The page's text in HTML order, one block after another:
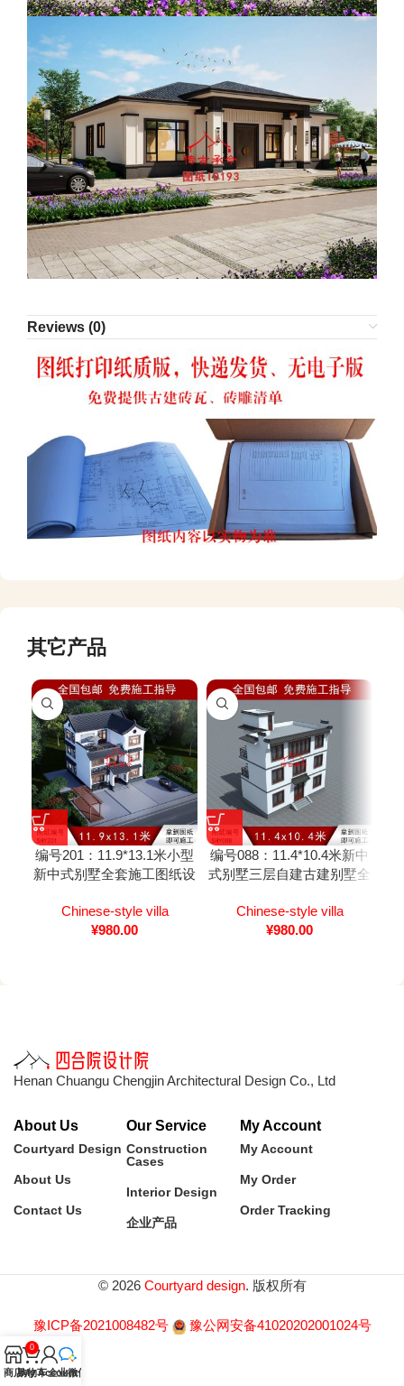
Reviews (0)
其它产品
编号201：11.9*13.1米小型
新中式别墅全套施工图纸设
Chinese-style villa
¥980.00
编号088：11.4*10.4米新中
式别墅三层自建古建别墅全
Chinese-style villa
¥980.00
Henan Chuangu Chengjin Architectural Design Co., Ltd
About Us
Courtyard Design
About Us
Contact Us
Our Service
Construction
Cases
Interior Design
企业产品
My Account
My Account
My Order
Order Tracking
© 2026 Courtyard design. 版权所有
豫ICP备2021008482号 豫公网安备41020202001024号
商店
0
购物车
My Account
企业微信